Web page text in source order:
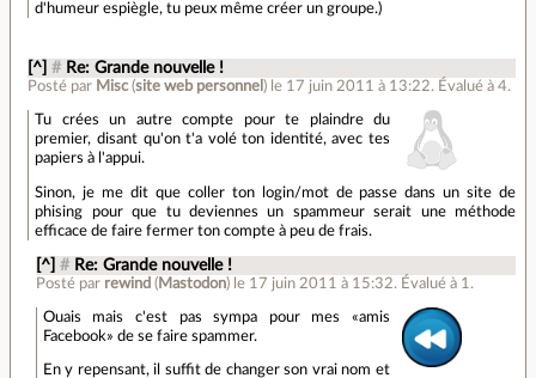
d'humeur espiègle, tu peux même créer un groupe.)
[^] # Re: Grande nouvelle !
Posté par Misc(site web personnel ) le 17 juin 2011 à 13:22. Évalué à4.
Tu crées un autre compte pour te plaindre du
premier, disant qu'on t'a volé ton identité, avec tes
papiers à l'appui.
Sinon, je me dit que coller ton login/mot de passe dans un site de
phising pour que tu deviennes un spammeur serait une méthode
efficace de faire fermer ton compte à peu de frais.
[^] # Re: Grande nouvelle !
Posté par rewind (Mastodon) le 17 juin 2011 à 15:32. Évalué à 1 .
Ouais mais c'est pas sympa pour mes «amis
Facebook» de se faire spammer.
En y repensant, il suffit de changer son vrai nom et